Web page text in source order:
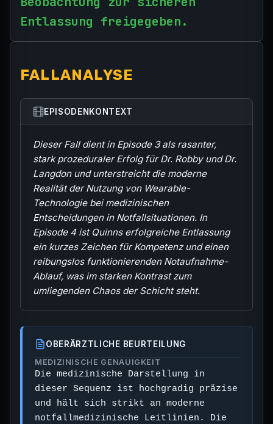
Entlassung freigegeben.
FALLANALYSE
EPISODENKONTEXT
Dieser Fall dient in Episode 3 als rasanter,
stark prozeduraler Erfolg für Dr. Robby und Dr.
Langdon und unterstreicht die moderne
Realität der Nutzung von Wearable-
Technologie bei medizinischen
Entscheidungen in Notfallsituationen. In
Episode 4 ist Quinns erfolgreiche Entlassung
ein kurzes Zeichen für Kompetenz und einen
reibungslos funktionierenden Notaufnahme-
Ablauf, was im starken Kontrast zum
umliegenden Chaos der Schicht steht.
OBERÄRZTLICHE BEURTEILUNG
MEDIZINISCHE GENAUIGKEIT
Die medizinische Darstellung in
dieser Sequenz ist hochgradig präzise
und hält sich strikt an moderne
notfallmedizinische Leitlinien. Die